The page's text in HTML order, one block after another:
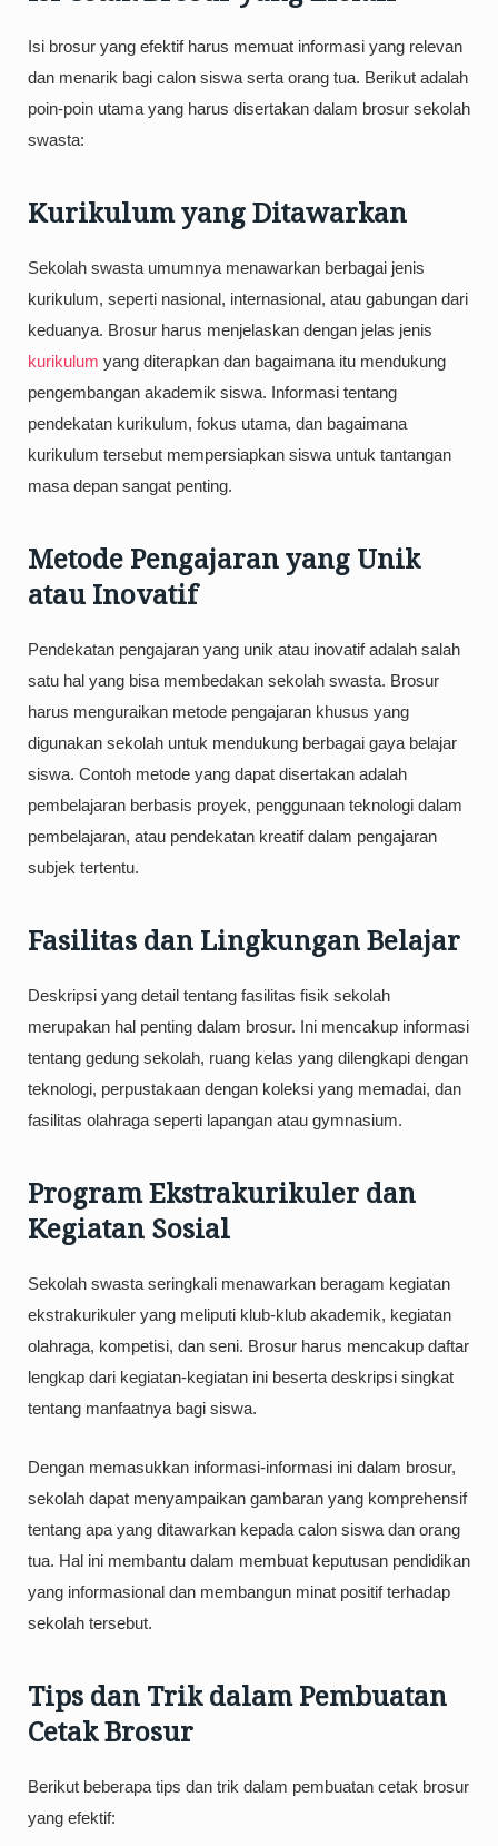
Isi brosur yang efektif harus memuat informasi yang relevan
dan menarik bagi calon siswa serta orang tua. Berikut adalah
poin-poin utama yang harus disertakan dalam brosur sekolah
swasta:
Kurikulum yang Ditawarkan
Sekolah swasta umumnya menawarkan berbagai jenis
kurikulum, seperti nasional, internasional, atau gabungan dari
keduanya. Brosur harus menjelaskan dengan jelas jenis
kurikulum yang diterapkan dan bagaimana itu mendukung
pengembangan akademik siswa. Informasi tentang
pendekatan kurikulum, fokus utama, dan bagaimana
kurikulum tersebut mempersiapkan siswa untuk tantangan
masa depan sangat penting.
Metode Pengajaran yang Unik
atau Inovatif
Pendekatan pengajaran yang unik atau inovatif adalah salah
satu hal yang bisa membedakan sekolah swasta. Brosur
harus menguraikan metode pengajaran khusus yang
digunakan sekolah untuk mendukung berbagai gaya belajar
siswa. Contoh metode yang dapat disertakan adalah
pembelajaran berbasis proyek, penggunaan teknologi dalam
pembelajaran, atau pendekatan kreatif dalam pengajaran
subjek tertentu.
Fasilitas dan Lingkungan Belajar
Deskripsi yang detail tentang fasilitas fisik sekolah
merupakan hal penting dalam brosur. Ini mencakup informasi
tentang gedung sekolah, ruang kelas yang dilengkapi dengan
teknologi, perpustakaan dengan koleksi yang memadai, dan
fasilitas olahraga seperti lapangan atau gymnasium.
Program Ekstrakurikuler dan
Kegiatan Sosial
Sekolah swasta seringkali menawarkan beragam kegiatan
ekstrakurikuler yang meliputi klub-klub akademik, kegiatan
olahraga, kompetisi, dan seni. Brosur harus mencakup daftar
lengkap dari kegiatan-kegiatan ini beserta deskripsi singkat
tentang manfaatnya bagi siswa.
Dengan memasukkan informasi-informasi ini dalam brosur,
sekolah dapat menyampaikan gambaran yang komprehensif
tentang apa yang ditawarkan kepada calon siswa dan orang
tua. Hal ini membantu dalam membuat keputusan pendidikan
yang informasional dan membangun minat positif terhadap
sekolah tersebut.
Tips dan Trik dalam Pembuatan
Cetak Brosur
Berikut beberapa tips dan trik dalam pembuatan cetak brosur
yang efektif: